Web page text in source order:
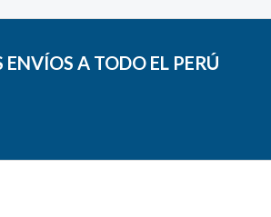
ENVÍOS A TODO EL PERÚ